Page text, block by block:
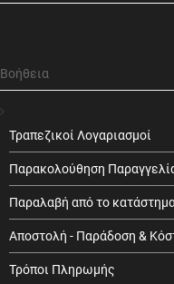
Βοήθεια
Τραπεζικοί Λογαριασμοί
Παρακολούθηση
Παραλαβή από το
Αποστολή - Παράδοση &
Τρόποι Πληρωμής